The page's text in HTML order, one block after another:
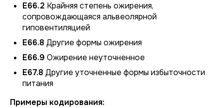
E66.2 Крайняя степень ожирения,
сопровождающаяся альвеолярной
гиповентиляцией
E66.8 Другие формы ожирения
E66.9 Ожирение неуточненное
E67.8 Другие уточненные формы избыточности
питания
Примеры кодирования: